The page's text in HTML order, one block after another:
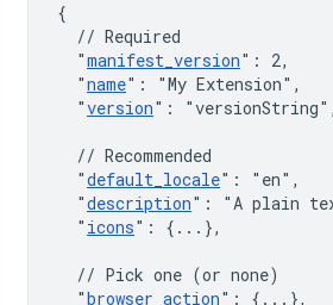
{
// Required
"manifest_version" : 2,
"name" : "My Extension" ,
"version" : "versionString" ,
// Recommended
"default_locale" : "en" ,
"description" : "A plain
" icons" : { ... },
// Pick one (or none)
"browser_action" : { ... },